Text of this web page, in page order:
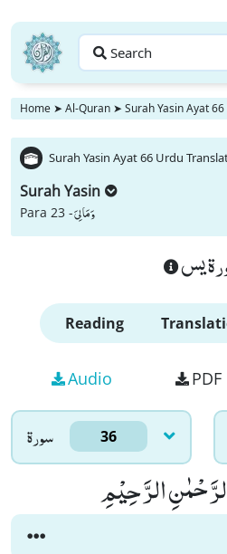
Search
Home ➤ Al-Quran ➤ Surah Yasin Ayat
Surah Yasin Ayat 66 Urdu
Surah Yasin
Para 23 -وَ مَا لِیَ
يس
Reading
Audio PDF
سورۃ 36
الرَّحِیْمِ